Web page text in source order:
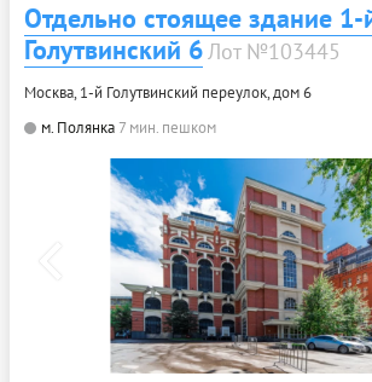
Отдельно стоящее здание 1-
Голутвинский 6Лот №103445
Москва, 1-й Голутвинский переулок, дом 6
м. Полянка 7 мин. пешком